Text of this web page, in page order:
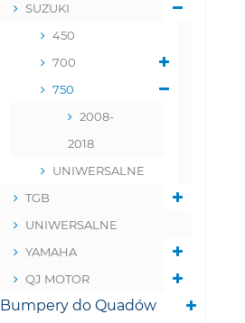
SUZUKI
450
700
750
2008-
2018
UNIWERSALNE
TGB
UNIWERSALNE
YAMAHA
QJ MOTOR
Bumpery do Quadów